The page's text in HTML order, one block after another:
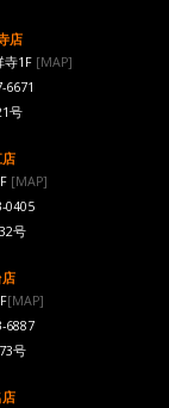
店
寺1F [MAP]
6671
号
[MAP]
0405
号
[MAP]
6887
号